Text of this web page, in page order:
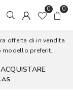
0 0
offerta di in vendita
preferit...